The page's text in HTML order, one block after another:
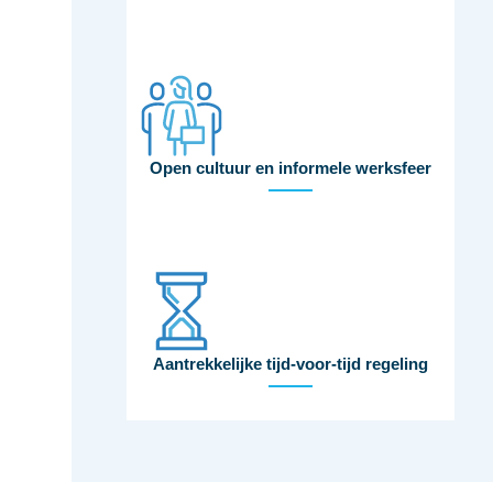
Open cultuur en informele werksfeer
Aantrekkelijke tijd-voor-tijd regeling